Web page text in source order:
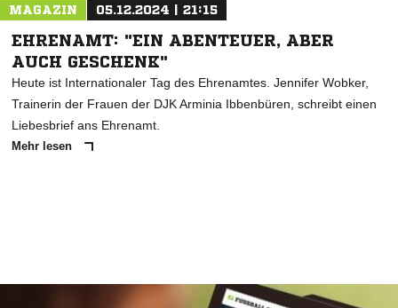
MAGAZIN 05.12.2024 | 21:15
EHRENAMT: "EIN ABENTEUER, ABER
AUCH GESCHENK"
Heute ist Internationaler Tag des Ehrenamtes. Jennifer Wobker,
Trainerin der Frauen der DJK Arminia Ibbenbüren, schreibt einen
Liebesbrief ans Ehrenamt.
Mehr lesen